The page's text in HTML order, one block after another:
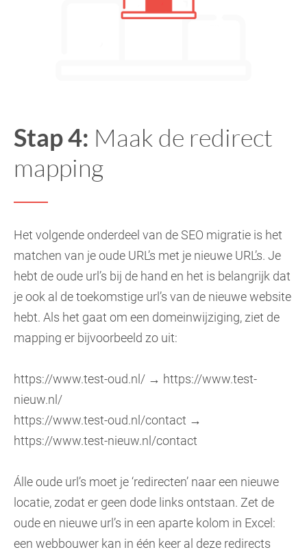
Stap 4: Maak de redirect
mapping
Het volgende onderdeel van de SEO migratie is het
matchen van je oude URL’s met je nieuwe URL’s. Je
hebt de oude url’s bij de hand en het is belangrijk dat
je ook al de toekomstige url’s van de nieuwe website
hebt. Als het gaat om een domeinwijziging, ziet de
mapping er bijvoorbeeld zo uit:
https://www.test-oud.nl/ → https://www.test-
nieuw.nl/
https://www.test-oud.nl/contact →
https://www.test-nieuw.nl/contact
Álle oude url’s moet je ‘redirecten’ naar een nieuwe
locatie, zodat er geen dode links ontstaan. Zet de
oude en nieuwe url’s in een aparte kolom in Excel:
een webbouwer kan in één keer al deze redirects